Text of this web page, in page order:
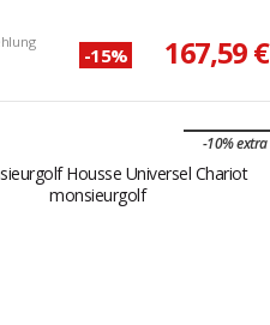
-15% 167,59 €
-10% extra